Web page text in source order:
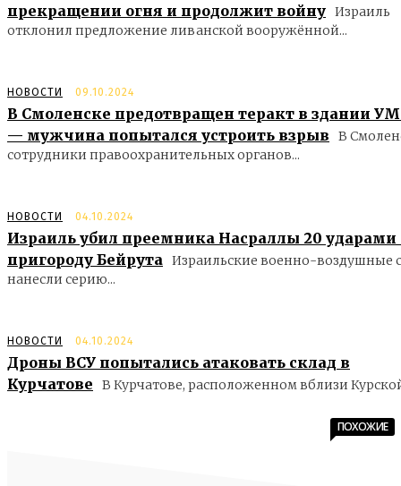
прекращении огня и продолжит войну Израиль
отклонил предложение ливанской вооружённой...
НОВОСТИ 09.10.2024
В Смоленске предотвращен теракт в здании
— мужчина попытался устроить взрыв
В
сотрудники правоохранительных органов...
НОВОСТИ 04.10.2024
Израиль убил преемника Насраллы 20 ударами
пригороду Бейрута Израильские военно-воздушные
нанесли серию...
НОВОСТИ 04.10.2024
Дроны ВСУ попытались атаковать склад в
Курчатове
В Курчатове, расположенном вблизи
ПОХОЖИЕ